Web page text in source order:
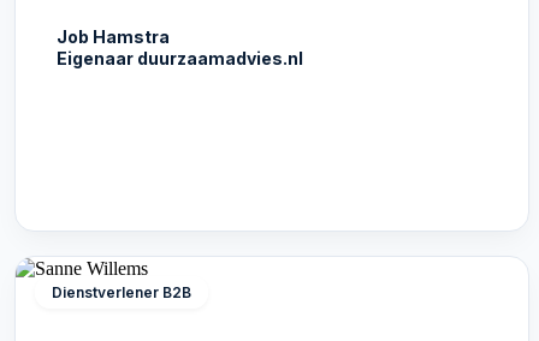
Job Hamstra
Eigenaar duurzaamadvies.nl
Dienstverlener B2B